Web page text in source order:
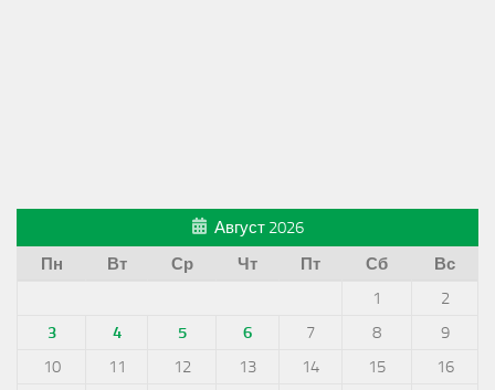
Август 2026
Пн
Вт Ср Чт Пт Сб
Вс
1
2
3
4 5 6 7 8
9
10
11 12 13 14 15
16